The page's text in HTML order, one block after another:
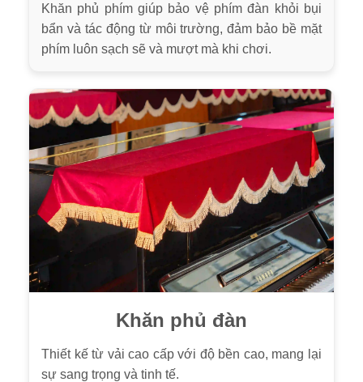
Khăn phủ phím giúp bảo vệ phím đàn khỏi bụi
bẩn và tác động từ môi trường, đảm bảo bề mặt
phím luôn sạch sẽ và mượt mà khi chơi.
Khăn phủ đàn
Thiết kế từ vải cao cấp với độ bền cao, mang lại
sự sang trọng và tinh tế.